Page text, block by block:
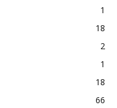
1
18
2
1
18
66